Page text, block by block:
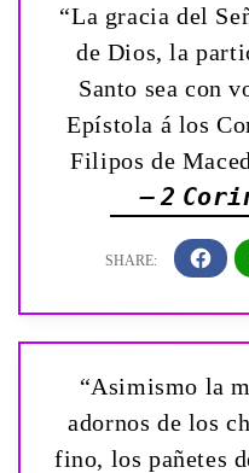
“La gracia del
de Dios, la
Santo sea con
Epístola á los
Filipos de
— 2
“Asimismo la
adornos de los
fino, los pañetes